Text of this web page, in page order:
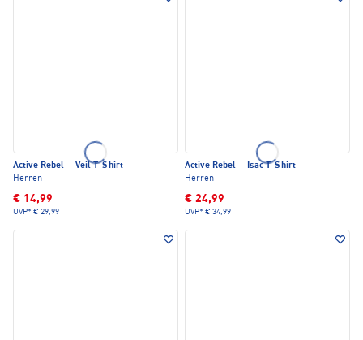
Active Rebel · Veil T-Shirt
Herren
€ 14,99
UVP* € 29,99
Active Rebel ·
Isac T-Shirt
Herren
€ 24,99
UVP* € 34,99